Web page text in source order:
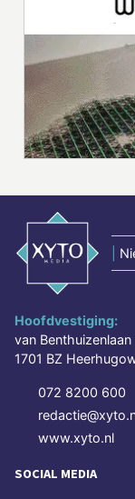
Hoofdvestiging:
van Benthuizenlaan
1701 BZ
072 8200 600
www.xyto.nl
SOCIAL MEDIA